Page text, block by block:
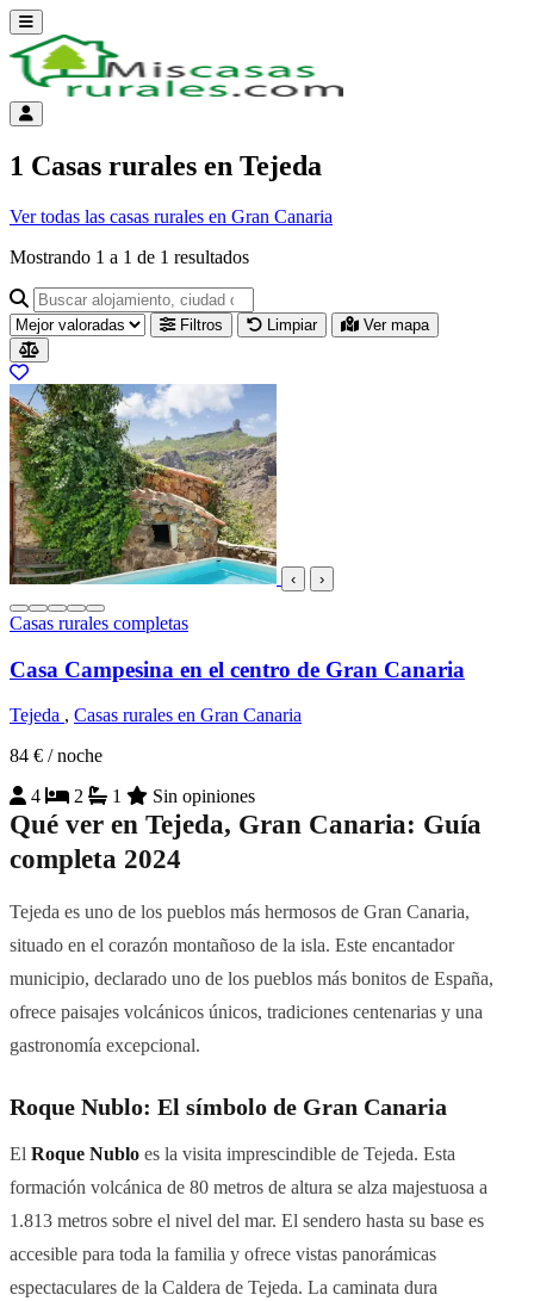
Abrir menú
Menú de cuenta
1 Casas rurales en Tejeda
Ver todas las casas rurales en Gran Canaria
Mostrando 1 a 1 de 1 resultados
Buscar alojamiento, ciudad o provincia para ir a su página
Filtros Limpiar Ver mapa
Resultados del listado
‹ ›
Casas rurales completas
Casa Campesina en el centro de Gran Canaria
Tejeda , Casas rurales en Gran Canaria
84 € / noche
4
2 1 Sin opiniones
Qué ver en Tejeda, Gran Canaria: Guía
completa 2024
Tejeda es uno de los pueblos más hermosos de Gran Canaria,
situado en el corazón montañoso de la isla. Este encantador
municipio, declarado uno de los pueblos más bonitos de España,
ofrece paisajes volcánicos únicos, tradiciones centenarias y una
gastronomía excepcional.
Roque Nublo: El símbolo de Gran Canaria
El Roque Nublo es la visita imprescindible de Tejeda. Esta
formación volcánica de 80 metros de altura se alza majestuosa a
1.813 metros sobre el nivel del mar. El sendero hasta su base es
accesible para toda la familia y ofrece vistas panorámicas
espectaculares de la Caldera de Tejeda. La caminata dura